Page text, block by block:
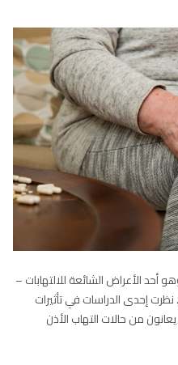
أحد الأعراض الشائعة للالتهابات –
إحدى الدراسات في تأثيرات
ما يقرب من 200 شخص يعانون من حالات التهاب الأذن